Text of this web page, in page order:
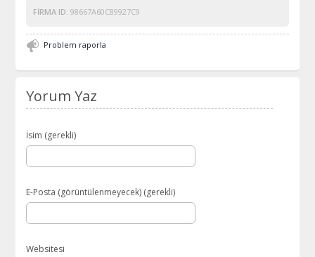
FIRMA ID: 98667A60C89927C9
Problem raporla
Yorum Yaz
İsim (gerekli)
E-Posta (görüntülenmeyecek) (gerekli)
Websitesi